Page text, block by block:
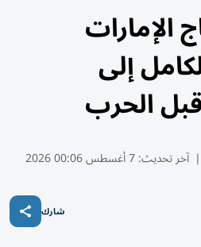
الإمارات
إلى
الحرب
| آخر تحديث:7 أغسطس 00:06 2026
شارك